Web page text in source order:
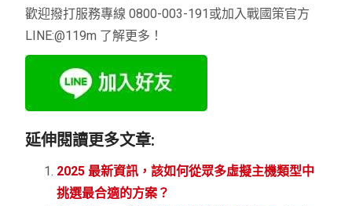
歡迎撥打服務專線 0800-003-191或加入戰國策官方
LINE:@119m 了解更多！
延伸閱讀更多文章:
2025 最新資訊，該如何從眾多虛擬主機類型中
挑選最合適的方案？